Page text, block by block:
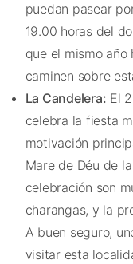
puedan pasear
19.00 horas del
que el mismo año
caminen sobre
La Candelera: El
celebra la fiesta
motivación
Mare de Déu de
celebración son
charangas, y la
A buen seguro,
visitar esta